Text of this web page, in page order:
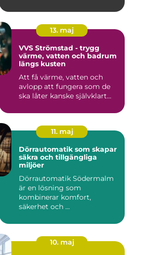
13. maj
VVS Strömstad - trygg
värme, vatten och badrum
längs kusten
Att få värme, vatten och
avlopp att fungera som de
ska låter kanske självklart...
11. maj
Dörrautomatik som skapar
säkra och tillgängliga
miljöer
Dörrautomatik Södermalm
är en lösning som
kombinerar komfort,
säkerhet och ...
10. maj